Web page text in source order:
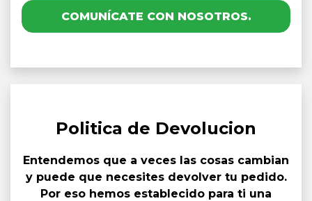
COMUNÍCATE CON NOSOTROS.
Politica de Devolucion
Entendemos que a veces las cosas cambian
y puede que necesites devolver tu pedido.
Por eso hemos establecido para ti una